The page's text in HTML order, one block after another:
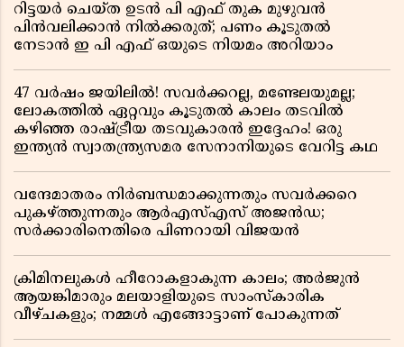
റിട്ടയർ ചെയ്ത ഉടൻ പി എഫ് തുക മുഴുവൻ
പിൻവലിക്കാൻ നിൽക്കരുത്; പണം കൂടുതൽ
നേടാൻ ഇ പി എഫ് ഒയുടെ നിയമം അറിയാം
47 വർഷം ജയിലിൽ! സവർക്കറല്ല, മണ്ടേലയുമല്ല;
ലോകത്തിൽ ഏറ്റവും കൂടുതൽ കാലം തടവിൽ
കഴിഞ്ഞ രാഷ്ട്രീയ തടവുകാരൻ ഇദ്ദേഹം! ഒരു
ഇന്ത്യൻ സ്വാതന്ത്ര്യസമര സേനാനിയുടെ വേറിട്ട കഥ
വന്ദേമാതരം നിർബന്ധമാക്കുന്നതും സവർക്കറെ
പുകഴ്ത്തുന്നതും ആർഎസ്എസ് അജൻഡ;
സർക്കാരിനെതിരെ പിണറായി വിജയൻ
ക്രിമിനലുകൾ ഹീറോകളാകുന്ന കാലം; അർജുൻ
ആയങ്കിമാരും മലയാളിയുടെ സാംസ്കാരിക
വീഴ്ചകളും; നമ്മൾ എങ്ങോട്ടാണ് പോകുന്നത്